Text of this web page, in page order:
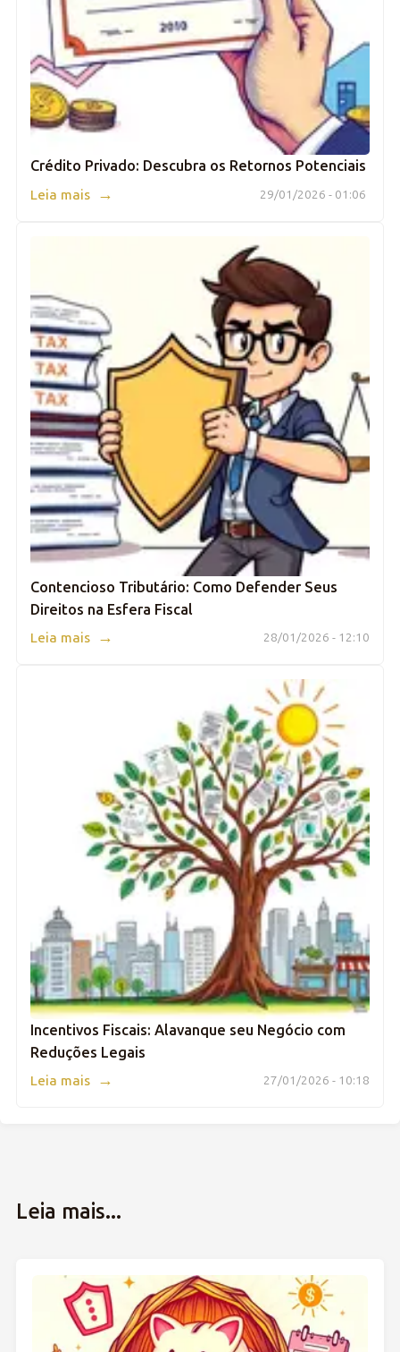
Crédito Privado: Descubra os Retornos Potenciais
29/01/2026 - 01:06
Leia mais →
Contencioso Tributário: Como Defender Seus
Direitos na Esfera Fiscal
28/01/2026 - 12:10
Leia mais →
Incentivos Fiscais: Alavanque seu Negócio com
Reduções Legais
27/01/2026 - 10:18
Leia mais →
Leia mais...